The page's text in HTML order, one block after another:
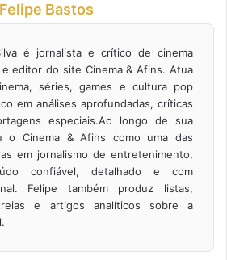
Felipe Bastos
é jornalista e crítico de cinema
editor do site Cinema & Afins. Atua
séries, games e cultura pop
em análises aprofundadas, críticas
especiais.Ao longo de sua
o Cinema & Afins como uma das
em jornalismo de entretenimento,
confiável, detalhado e com
Felipe também produz listas,
e artigos analíticos sobre a